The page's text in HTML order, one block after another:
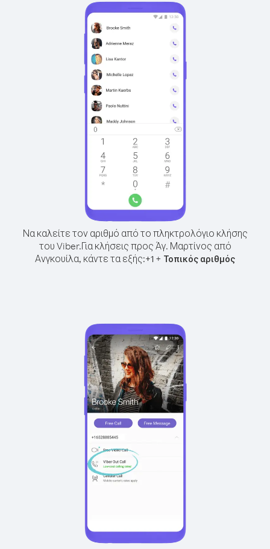
Να καλείτε τον αριθμό από το πληκτρολόγιο κλήσης
του Viber.Για κλήσεις προς Άγ. Μαρτίνος από
Ανγκουίλα, κάντε τα εξής:+1 + Τοπικός αριθμός